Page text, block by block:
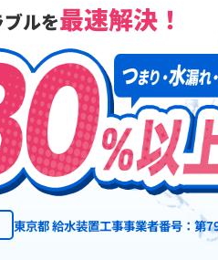
ルを最速解決！
東京都 給水装置工事事業者番号：第